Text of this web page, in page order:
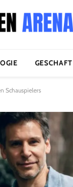
GESCHAFT
Schauspielers